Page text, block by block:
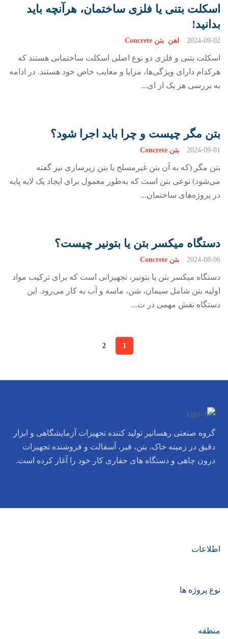
اسکلت بتنی یا فلزی ساختمان، هرآنچه باید
بدانید!
2024-09-02 اهن بتن Concrete
اسکلت بتنی و فلزی دو نوع اصلی اسکلت ساختمانی هستند که
هرکدام دارای ویژگی‌ها، مزایا و معایب خاص خود هستند. در ادامه
به بررسی هر یک از ای...
بتن مگر چیست و چرا باید اجرا شود؟
2024-09-01 بتن Concrete
بتن مگر (که به آن بتن غیرمسلح یا بتن زیرسازی نیز گفته
می‌شود) نوعی بتن است که به‌طور معمول برای ایجاد یک لایه پایه
در پروژه‌های ساختمان...
دستگاه میکسر بتن یا بتونیر چیست؟
2024-08-06 بتن Concrete
دستگاه میکسر بتن یا بتونیر، تجهیزاتی است که برای ترکیب مواد
اولیه بتن شامل سیمان، شن، ماسه و آب به کار می‌رود. این
دستگاه نقش مهمی در ت...
1
2
گروه صنعتی رهسانیر تولید کننده تجهیزات آزمایشگاهی و ابزار
دقیق در زمینه خاک، بتن، قیر، آسفالت و فروشنده تجهیزات
درون چاهی و دستگاه های حفاری کار خود را آغاز کرده است.
اطلاعات
نوع پروژه ها
منطقه